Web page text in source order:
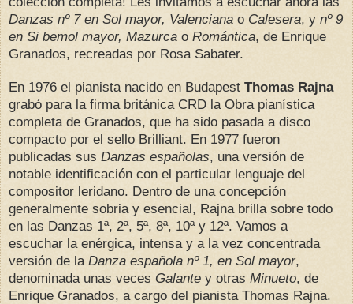
Danzas nº 7 en Sol mayor, Valenciana o Calesera, y nº 9
en Si bemol mayor, Mazurca o Romántica, de Enrique
Granados, recreadas por Rosa Sabater.
En 1976 el pianista nacido en Budapest Thomas Rajna
grabó para la firma británica CRD la Obra pianística
completa de Granados, que ha sido pasada a disco
compacto por el sello Brilliant. En 1977 fueron
publicadas sus Danzas españolas, una versión de
notable identificación con el particular lenguaje del
compositor leridano. Dentro de una concepción
generalmente sobria y esencial, Rajna brilla sobre todo
en las Danzas 1ª, 2ª, 5ª, 8ª, 10ª y 12ª. Vamos a
escuchar la enérgica, intensa y a la vez concentrada
versión de la Danza española nº 1, en Sol mayor,
denominada unas veces Galante y otras Minueto, de
Enrique Granados, a cargo del pianista Thomas Rajna.